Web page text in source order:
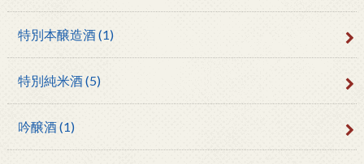
特別本醸造酒(1)
特別純米酒(5)
吟醸酒(1)